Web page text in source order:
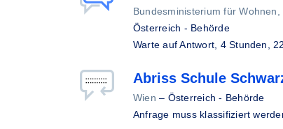
Bundesministerium für
Österreich - Behörde
Warte auf Antwort, 4 Stunden,
Abriss Schule
Wien – Österreich - Behörde
Anfrage muss klassifiziert